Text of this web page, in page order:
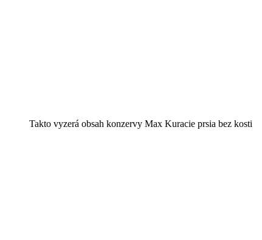
Takto vyzerá obsah konzervy Max Kuracie prsia bez kosti